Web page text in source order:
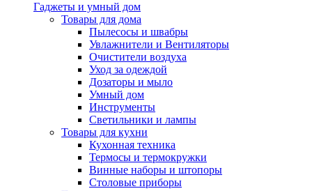
Гаджеты и умный дом
Товары для дома
Пылесосы и швабры
Увлажнители и Вентиляторы
Очистители воздуха
Уход за одеждой
Дозаторы и мыло
Умный дом
Инструменты
Светильники и лампы
Товары для кухни
Кухонная техника
Термосы и термокружки
Винные наборы и штопоры
Столовые приборы